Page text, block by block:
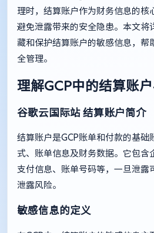
理时，结算账户作为财务信息的核
避免泄露带来的安全隐患。本文将
藏和保护结算账户的敏感信息，帮
全管理。
理解GCP中的结算账
谷歌云国际站 结算账户简介
结算账户是GCP账单和付款的基础
式、账单信息及财务数据。它包含
支付信息、账单号码等，一旦泄露
泄露风险。
敏感信息的定义